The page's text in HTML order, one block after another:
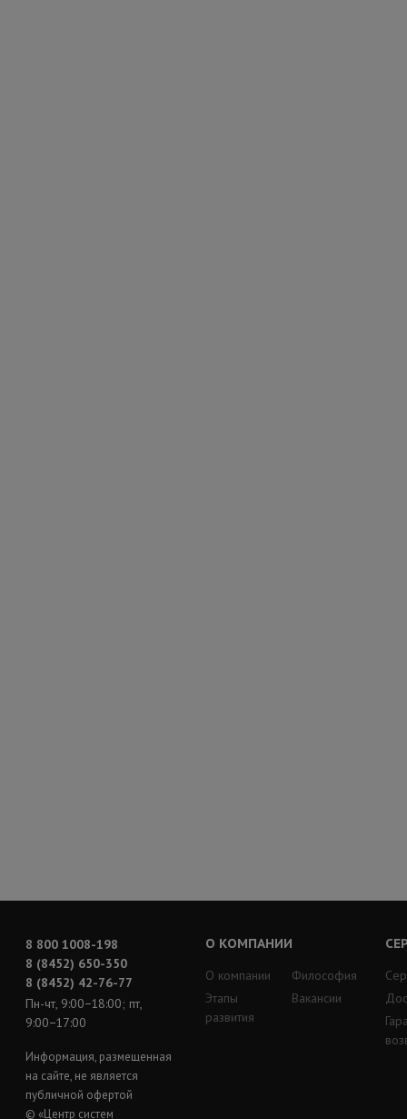
8 800 1008-198
8 (8452) 650-350
8 (8452) 42-76-77
Пн-чт, 9:00−18:00; пт,
9:00−17:00
Информация, размещенная
на сайте, не является
публичной офертой
© «Центр систем
О КОМПАНИИ
О компании
Этапы
развития
Философия
Вакансии